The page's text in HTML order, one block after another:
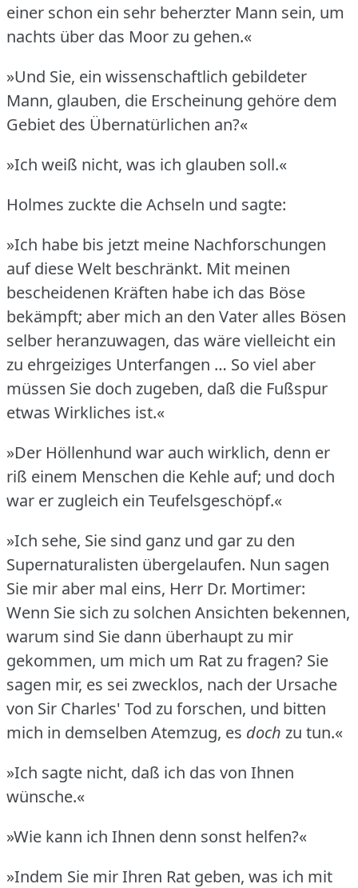
einer schon ein sehr beherzter Mann sein, um
nachts über das Moor zu gehen.«
»Und Sie, ein wissenschaftlich gebildeter
Mann, glauben, die Erscheinung gehöre dem
Gebiet des Übernatürlichen an?«
»Ich weiß nicht, was ich glauben soll.«
Holmes zuckte die Achseln und sagte:
»Ich habe bis jetzt meine Nachforschungen
auf diese Welt beschränkt. Mit meinen
bescheidenen Kräften habe ich das Böse
bekämpft; aber mich an den Vater alles Bösen
selber heranzuwagen, das wäre vielleicht ein
zu ehrgeiziges Unterfangen … So viel aber
müssen Sie doch zugeben, daß die Fußspur
etwas Wirkliches ist.«
»Der Höllenhund war auch wirklich, denn er
riß einem Menschen die Kehle auf; und doch
war er zugleich ein Teufelsgeschöpf.«
»Ich sehe, Sie sind ganz und gar zu den
Supernaturalisten übergelaufen. Nun sagen
Sie mir aber mal eins, Herr Dr. Mortimer:
Wenn Sie sich zu solchen Ansichten bekennen,
warum sind Sie dann überhaupt zu mir
gekommen, um mich um Rat zu fragen? Sie
sagen mir, es sei zwecklos, nach der Ursache
von Sir Charles' Tod zu forschen, und bitten
mich in demselben Atemzug, es doch zu tun.«
»Ich sagte nicht, daß ich das von Ihnen
wünsche.«
»Wie kann ich Ihnen denn sonst helfen?«
»Indem Sie mir Ihren Rat geben, was ich mit